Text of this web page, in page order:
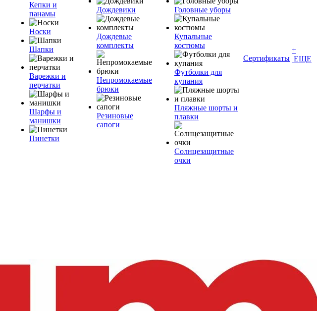
Кепки и
панамы
Носки
Шапки
Варежки и
перчатки
Шарфы и
манишки
Пинетки
Дождевики
Дождевые
комплекты
Непромокаемые
брюки
Резиновые
сапоги
Головные уборы
Купальные
костюмы
Футболки для
купания
Пляжные шорты и
плавки
Солнцезащитные
очки
Сертификаты
+
ЕЩЕ